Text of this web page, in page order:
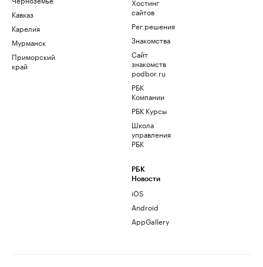
Кавказ
Карелия
Мурманск
Приморский
край
сайтов
Рег.решения
Знакомства
Сайт
знакомств
podbor.ru
РБК
Компании
РБК Курсы
Школа
управления
РБК
РБК
Новости
iOS
Android
AppGallery